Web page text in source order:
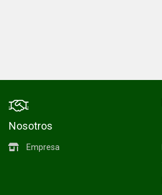
Nosotros
Empresa